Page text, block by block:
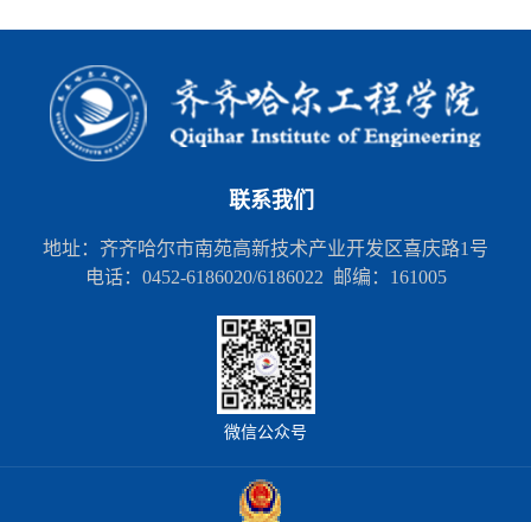
联系我们
地址：齐齐哈尔市南苑高新技术产业开发区喜庆路1号
电话：0452-6186020/6186022 邮编：161005
微信公众号